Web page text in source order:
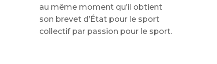
au même moment qu’il obtient
son brevet d’État pour le sport
collectif par passion pour le sport.